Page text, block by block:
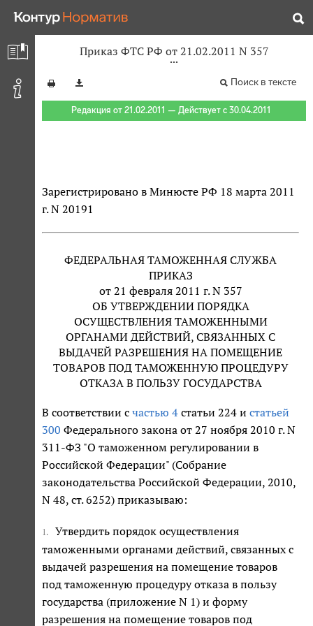
Приказ ФТС РФ от 21.02.2011 N 357
Поиск в тексте
Редакция от 21.02.2011 — Действует с 30.04.2011
Зарегистрировано в Минюсте РФ 18 марта 2011
г. N 20191
ФЕДЕРАЛЬНАЯ ТАМОЖЕННАЯ СЛУЖБА
ПРИКАЗ
от 21 февраля 2011 г. N 357
ОБ УТВЕРЖДЕНИИ ПОРЯДКА
ОСУЩЕСТВЛЕНИЯ ТАМОЖЕННЫМИ
ОРГАНАМИ ДЕЙСТВИЙ, СВЯЗАННЫХ С
ВЫДАЧЕЙ РАЗРЕШЕНИЯ НА ПОМЕЩЕНИЕ
ТОВАРОВ ПОД ТАМОЖЕННУЮ ПРОЦЕДУРУ
ОТКАЗА В ПОЛЬЗУ ГОСУДАРСТВА
В соответствии с частью 4 статьи 224 и статьей
300 Федерального закона от 27 ноября 2010 г. N
311-ФЗ "О таможенном регулировании в
Российской Федерации" (Собрание
законодательства Российской Федерации, 2010,
N 48, ст. 6252) приказываю:
1.
Утвердить порядок осуществления
таможенными органами действий, связанных с
выдачей разрешения на помещение товаров
под таможенную процедуру отказа в пользу
государства (приложение N 1) и форму
разрешения на помещение товаров под